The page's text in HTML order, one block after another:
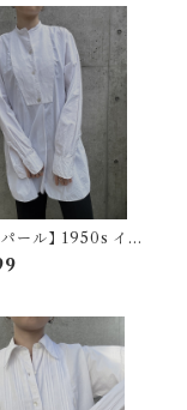
パール】1950s イギ
テージドレスシャ